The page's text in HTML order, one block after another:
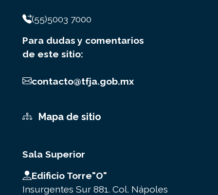
(55)5003 7000
Para dudas y comentarios
de este sitio:
contacto@tfja.gob.mx
Mapa de sitio
Sala Superior
Edificio Torre"O"
Insurgentes Sur 881. Col. Nápoles